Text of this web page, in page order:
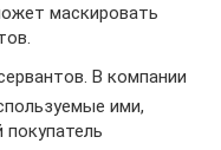
маскировать
В компании
ими,